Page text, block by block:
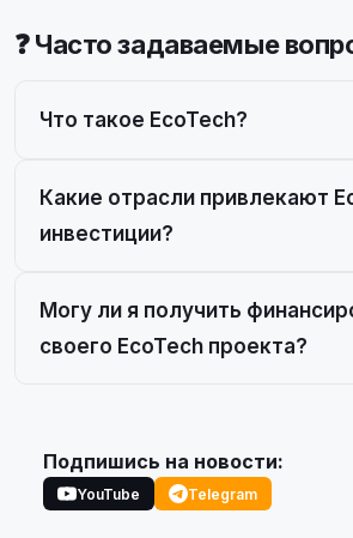
❓ Часто задаваемые
Что такое EcoTech?
Какие отрасли привлекают
инвестиции?
Могу ли я получить
своего EcoTech проекта?
Подпишись на новости:
YouTube Telegram